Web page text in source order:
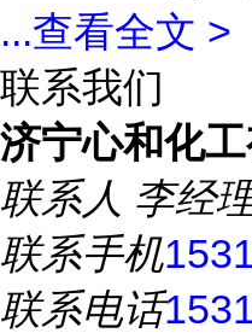
...查看全文 >
联系我们
济宁心和化
联系人 李经
联系手机
联系电话